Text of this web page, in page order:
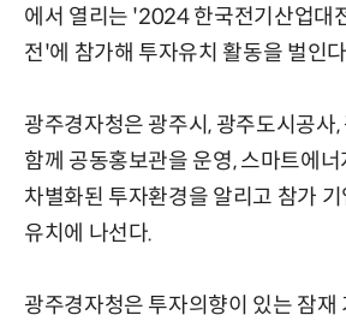
에서 열리는 '2024 한국전기산업대
전'에 참가해 투자유치 활동을 벌인
광주경자청은 광주시, 광주도시공사
함께 공동홍보관을 운영, 스마트에
차별화된 투자환경을 알리고 참가
유치에 나선다.
광주경자청은 투자의향이 있는 잠재